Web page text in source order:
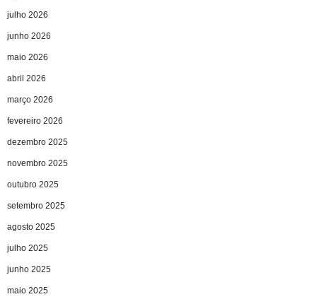
julho 2026
junho 2026
maio 2026
abril 2026
março 2026
fevereiro 2026
dezembro 2025
novembro 2025
outubro 2025
setembro 2025
agosto 2025
julho 2025
junho 2025
maio 2025